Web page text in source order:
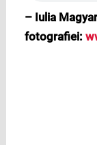
– Iulia
fotografiei: